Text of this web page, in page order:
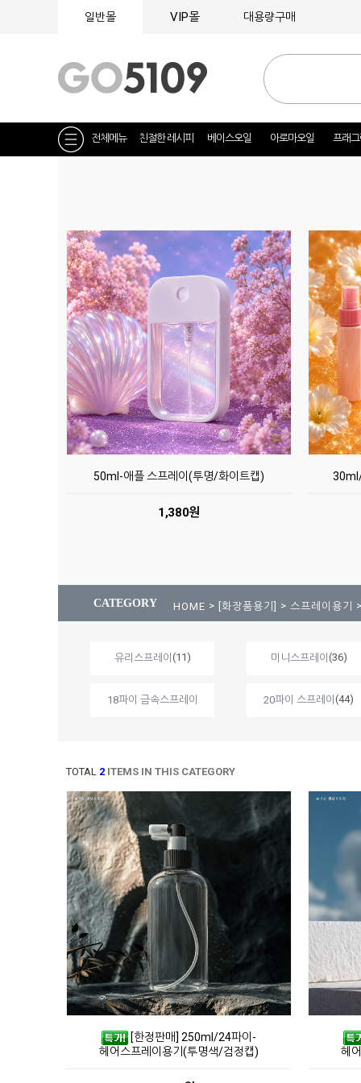
일반몰 VIP몰 대용량구매
전체메뉴 친절한 레시피 베이스오일 아로마오일 프래
50ml-애플 스프레이(투명/화이트캡)
1,380원
CATEGORY HOME > [화장품용기] > 스프레이용기
유리스프레이 (11) 미니스프레이 (36)
18파이 금속스프레이 20파이 스프레이 (44)
TOTAL 2 ITEMS IN THIS CATEGORY
[한정판매] 250ml/24파이-
헤어스프레이용기(투명색/검정캡)
헤